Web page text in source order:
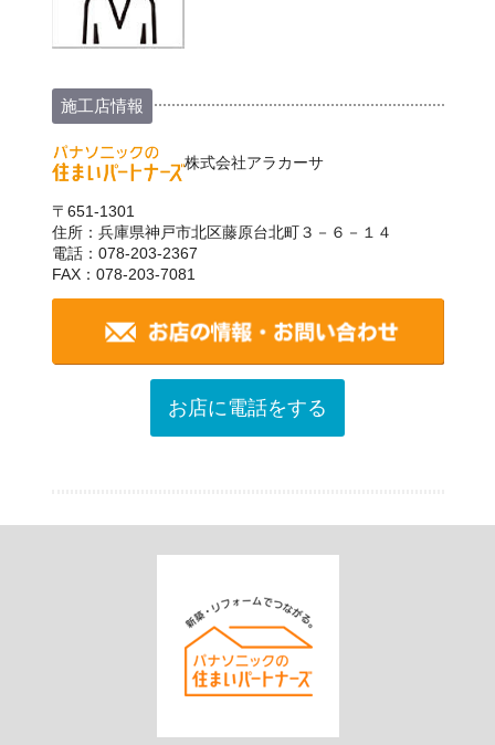
施工店情報
株式会社アラカーサ
〒651-1301
住所：兵庫県神戸市北区藤原台北町３－６－１４
電話：078-203-2367
FAX：078-203-7081
お店に電話をする